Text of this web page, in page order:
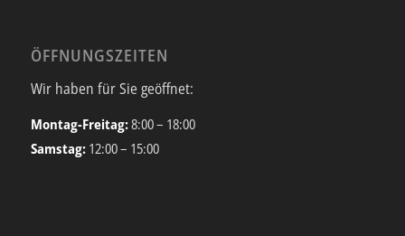
ÖFFNUNGSZEITEN
Wir haben für Sie geöffnet:
Montag-Freitag:8:00 – 18:00
Samstag: 12:00 – 15:00